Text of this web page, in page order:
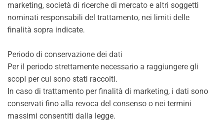
marketing, società di ricerche di mercato e altri soggetti
nominati responsabili del trattamento, nei limiti delle
finalità sopra indicate.
Periodo di conservazione dei dati
Per il periodo strettamente necessario a raggiungere gli
scopi per cui sono stati raccolti.
In caso di trattamento per finalità di marketing, i dati sono
conservati fino alla revoca del consenso o nei termini
massimi consentiti dalla legge.